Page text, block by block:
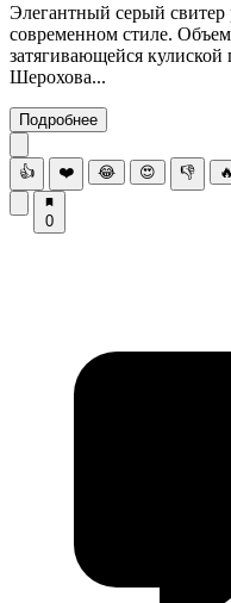
Элегантный серый
современном стиле.
затягивающейся
Шерохова...
Подробнее
👍 ❤️ 😂 😍 👎 🔥
0